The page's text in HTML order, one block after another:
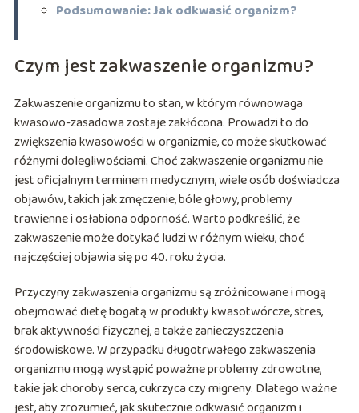
Podsumowanie: Jak odkwasić organizm?
Czym jest zakwaszenie organizmu?
Zakwaszenie organizmu to stan, w którym równowaga
kwasowo-zasadowa zostaje zakłócona. Prowadzi to do
zwiększenia kwasowości w organizmie, co może skutkować
różnymi dolegliwościami. Choć zakwaszenie organizmu nie
jest oficjalnym terminem medycznym, wiele osób doświadcza
objawów, takich jak zmęczenie, bóle głowy, problemy
trawienne i osłabiona odporność. Warto podkreślić, że
zakwaszenie może dotykać ludzi w różnym wieku, choć
najczęściej objawia się po 40. roku życia.
Przyczyny zakwaszenia organizmu są zróżnicowane i mogą
obejmować dietę bogatą w produkty kwasotwórcze, stres,
brak aktywności fizycznej, a także zanieczyszczenia
środowiskowe. W przypadku długotrwałego zakwaszenia
organizmu mogą wystąpić poważne problemy zdrowotne,
takie jak choroby serca, cukrzyca czy migreny. Dlatego ważne
jest, aby zrozumieć, jak skutecznie odkwasić organizm i